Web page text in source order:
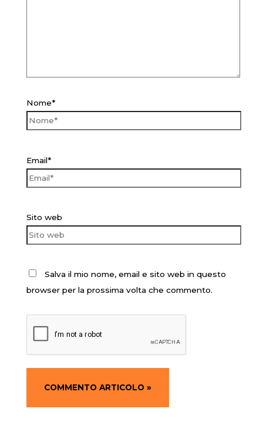
Nome*
Email*
Sito web
Salva il mio nome, email e sito web in questo
browser per la prossima volta che commento.